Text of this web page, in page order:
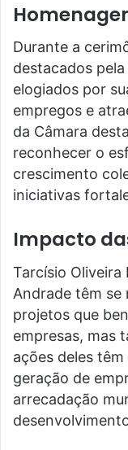
Durante a
destacados
elogiados por
empregos e
da Câmara
reconhecer o
crescimento
iniciativas
Impacto
Tarcísio Oliveira
Andrade têm
projetos que
empresas, mas
ações deles
geração de
arrecadação